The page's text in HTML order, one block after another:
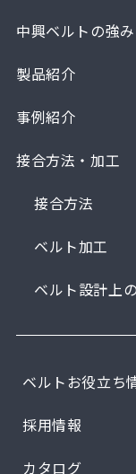
中興ベルトの強み
製品紹介
事例紹介
接合方法・加工
接合方法
ベルト加工
ベルト設計上
ベルトお役立ち
採用情報
カタログ